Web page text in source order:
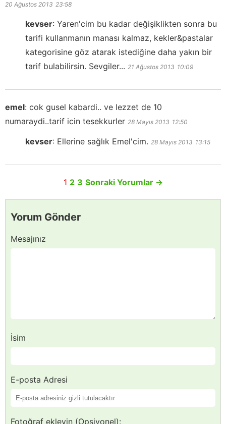
20 Ağustos 2013 23:58
kevser: Yaren'cim bu kadar değişiklikten sonra bu
tarifi kullanmanın manası kalmaz, kekler&pastalar
kategorisine göz atarak istediğine daha yakın bir
tarif bulabilirsin. Sevgiler... 21 Ağustos 2013 10:09
emel: cok gusel kabardi.. ve lezzet de 10
numaraydi..tarif icin tesekkurler 28 Mayıs 2013 12:50
kevser: Ellerine sağlık Emel'cim. 28 Mayıs 2013 13:15
1 2 3 Sonraki Yorumlar →
Yorum Gönder
Mesajınız
İsim
E-posta Adresi
Fotoğraf ekleyin (Opsiyonel):